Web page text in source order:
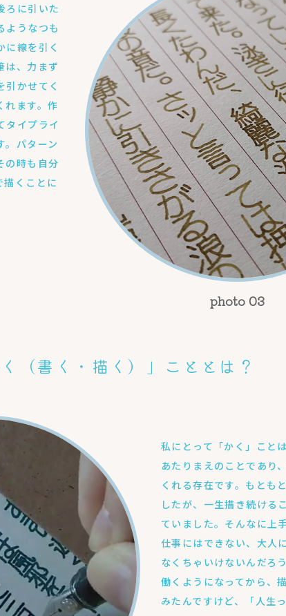
ろに引いた
ようなつも
に線を引く
は、力まず
引かせてく
れます。作
タイプライ
。パターン
の時も自分
描くことに
（書く・描く）」こととは？
私にとって「かく」こと
あたりまえのことであり
くれる存在です。もとも
したが、一生描き続ける
ていました。そんなに上
仕事にはできない、大人
なくちゃいけないんだろ
働くようになってから、
みたんですけど、「人生